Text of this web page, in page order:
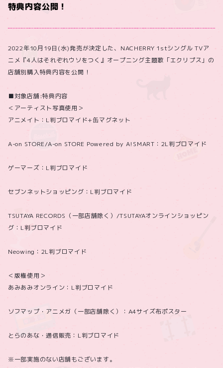
特典内容公開！
2022年10月19日(水)発売が決定した、NACHERRY 1stシングル TVア
ニメ『4人はそれぞれウソをつく』オープニング主題歌「エクリプス」の
店舗別購入特典内容を公開！
■対象店舗:特典内容
＜アーティスト写真使用＞
アニメイト：L判ブロマイド+缶マグネット
A-on STORE/A-on STORE Powered by A!SMART：2L判ブロマイド
ゲーマーズ：L判ブロマイド
セブンネットショッピング：L判ブロマイド
TSUTAYA RECORDS（一部店舗除く）/TSUTAYAオンラインショッピン
グ：L判ブロマイド
Neowing：2L判ブロマイド
＜版権使用＞
あみあみオンライン：L判ブロマイド
ソフマップ・アニメガ（一部店舗除く）：A4サイズ布ポスター
とらのあな・通信販売：L判ブロマイド
※一部実施のない店舗もございます。